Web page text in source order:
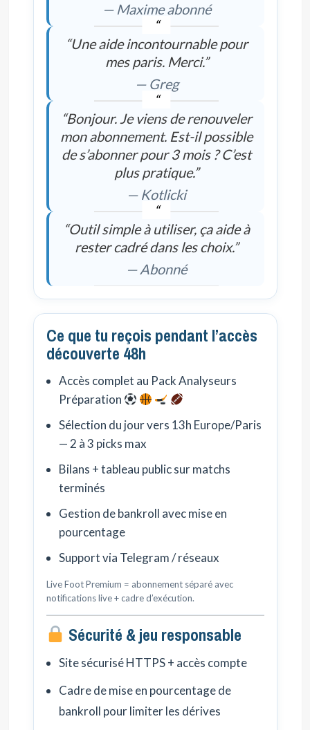
— Maxime abonné
“Une aide incontournable pour
mes paris. Merci.”
— Greg
“Bonjour. Je viens de renouveler
mon abonnement. Est-il possible
de s’abonner pour 3 mois ? C’est
plus pratique.”
— Kotlicki
“Outil simple à utiliser, ça aide à
rester cadré dans les choix.”
— Abonné
Ce que tu reçois pendant l’accès
découverte 48h
Accès complet au Pack Analyseurs
Préparation
Sélection du jour vers 13h Europe/Paris
— 2 à 3 picks max
Bilans + tableau public sur matchs
terminés
Gestion de bankroll avec mise en
pourcentage
Support via Telegram / réseaux
Live Foot Premium = abonnement séparé avec
notifications live + cadre d’exécution.
Sécurité & jeu responsable
Site sécurisé HTTPS + accès compte
Cadre de mise en pourcentage de
bankroll pour limiter les dérives